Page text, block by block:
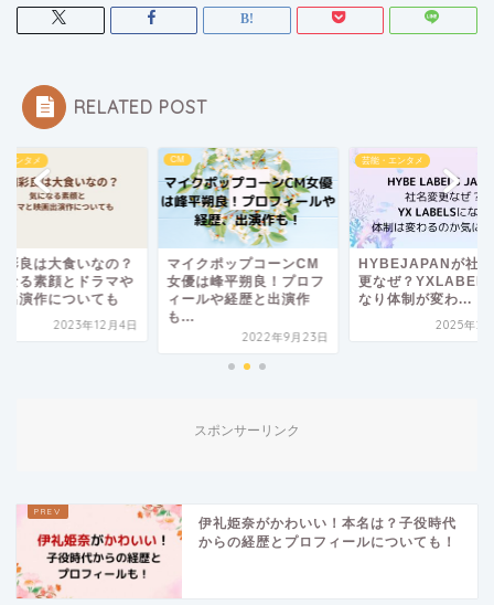
RELATED POST
エンタメ
彩良は大食いなの？
なる素顔とドラマや
出演作についても
2023年12月4日
CM
マイクポップコーンCM
女優は峰平朔良！プロフ
ィールや経歴と出演作
も...
2022年9月23日
芸能・エンタメ
HYBEJAPANが社
更なぜ？
なり体制が変わ...
2025年2
スポンサーリンク
伊礼姫奈がかわいい！本名は？子役時代
からの経歴とプロフィールについても！